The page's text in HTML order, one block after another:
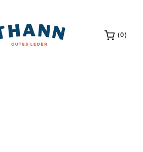
(0)